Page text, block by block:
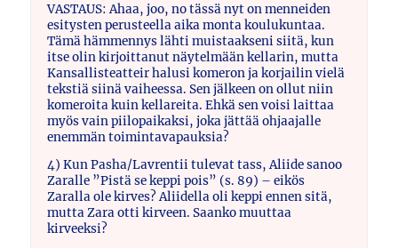
VASTAUS: Ahaa, joo, no tässä nyt on menneiden
esitysten perusteella aika monta koulukuntaa.
Tämä hämmennys lähti muistaakseni siitä, kun
itse olin kirjoittanut näytelmään kellarin, mutta
Kansallisteatteir halusi komeron ja korjailin vielä
tekstiä siinä vaiheessa. Sen jälkeen on ollut niin
komeroita kuin kellareita. Ehkä sen voisi laittaa
myös vain piilopaikaksi, joka jättää ohjaajalle
enemmän toimintavapauksia?
4) Kun Pasha/Lavrentii tulevat tass, Aliide sanoo
Zaralle ”Pistä se keppi pois” (s. 89) – eikös
Zaralla ole kirves? Aliidella oli keppi ennen sitä,
mutta Zara otti kirveen. Saanko muuttaa
kirveeksi?